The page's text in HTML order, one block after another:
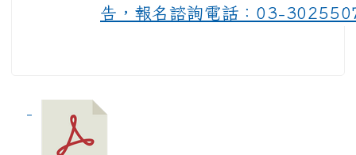
告，報名諮詢電話：03-